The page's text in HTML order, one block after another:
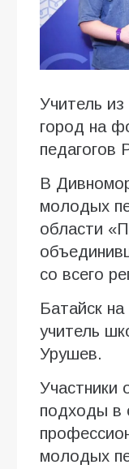
Учитель
город на
педагогов
В
молодых
области
со всего
Батайск
учитель
Урушев.
Участники
подходы в
молодых